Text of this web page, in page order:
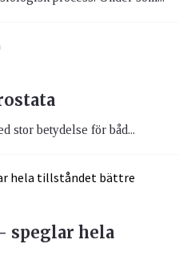
stor betydelse för båd...
speglar hela